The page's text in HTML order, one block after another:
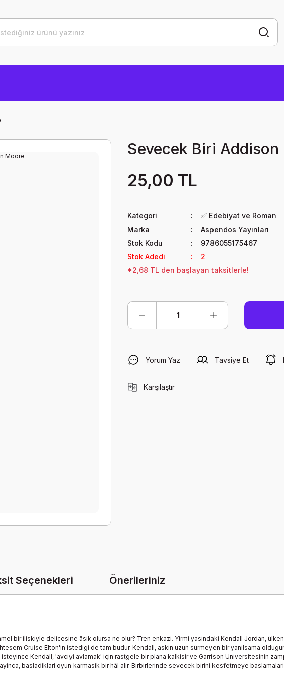
Sevecek Biri Addison
25,00 TL
Kategori
✅ Edebiyat ve Roman
Marka
Aspendos Yayınları
Stok Kodu
9786055175467
Stok Adedi
2
*2,68 TL den başlayan taksitlerle!
Yorum Yaz Tavsiye Et
Karşılaştır
Seçenekleri Önerileriniz
bir iliskiyle delicesine âsik olursa ne olur? Tren enkazi. Yirmi yasindaki Kendall Jordan,
Cruise Elton'in istedigi de tam budur. Kendall, askin uzun sürmeyen bir yanilsama
Kendall, 'avciyi avlamak' için rastgele bir plana kalkisir ve Garrison Üniversitesinin
basladiklari oyun karmasik bir hâl alir. Birbirlerinde sevecek birini kesfetmeye